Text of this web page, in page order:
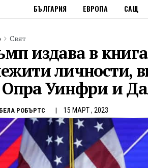
БЪЛГАРИЯ ЕВРОПА САЩ
Свят
издава в
личности,
Опра Уинфри и
РОБЪРТС 15 МАРТ , 2023